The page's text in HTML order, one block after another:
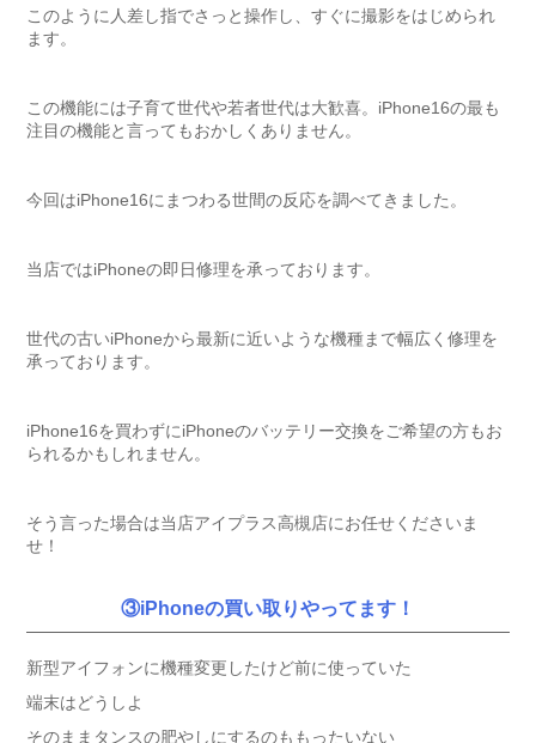
このように人差し指でさっと操作し、すぐに撮影をはじめられ
ます。
この機能には子育て世代や若者世代は大歓喜。iPhone16の最も
注目の機能と言ってもおかしくありません。
今回はiPhone16にまつわる世間の反応を調べてきました。
当店ではiPhoneの即日修理を承っております。
世代の古いiPhoneから最新に近いような機種まで幅広く修理を
承っております。
iPhone16を買わずにiPhoneのバッテリー交換をご希望の方もお
られるかもしれません。
そう言った場合は当店アイプラス高槻店にお任せくださいま
せ！
③iPhoneの買い取りやってます！
新型アイフォンに機種変更したけど前に使っていた
端末はどうしよ
そのままタンスの肥やしにするのももったいない